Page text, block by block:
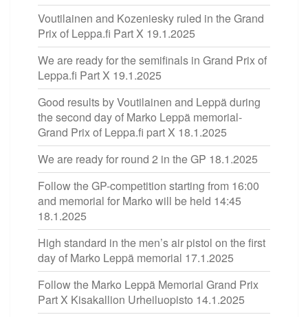
Voutilainen and Kozeniesky ruled in the Grand
Prix of Leppa.fi Part X 19.1.2025
We are ready for the semifinals in Grand Prix of
Leppa.fi Part X 19.1.2025
Good results by Voutilainen and Leppä during
the second day of Marko Leppä memorial-
Grand Prix of Leppa.fi part X 18.1.2025
We are ready for round 2 in the GP 18.1.2025
Follow the GP-competition starting from 16:00
and memorial for Marko will be held 14:45
18.1.2025
High standard in the men’s air pistol on the first
day of Marko Leppä memorial 17.1.2025
Follow the Marko Leppä Memorial Grand Prix
Part X Kisakallion Urheiluopisto 14.1.2025